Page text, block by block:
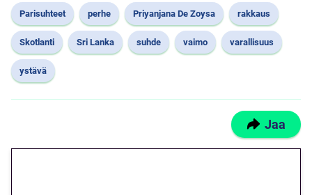
Parisuhteet perhe Priyanjana De Zoysa rakkaus
Skotlanti Sri Lanka suhde vaimo varallisuus
ystävä
Jaa